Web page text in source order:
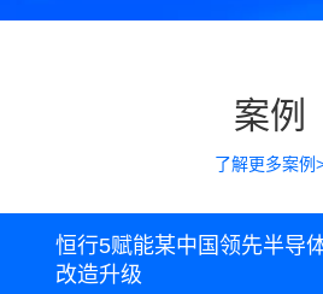
案例
了解更多案例
恒行5赋能某中国领先半导
改造升级